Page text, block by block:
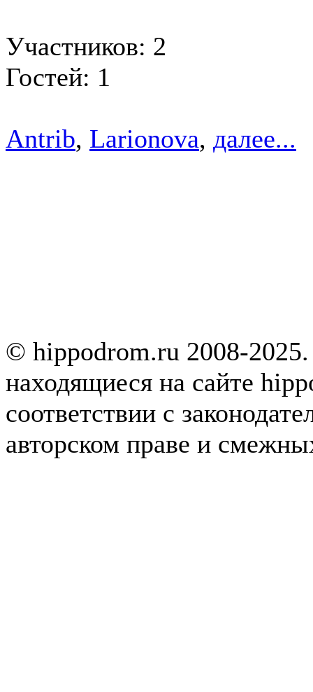
Участников: 2
Гостей: 1
Antrib, Larionova, далее...
© hippodrom.ru 2008-
находящиеся на сайте
соответствии с
авторском праве и